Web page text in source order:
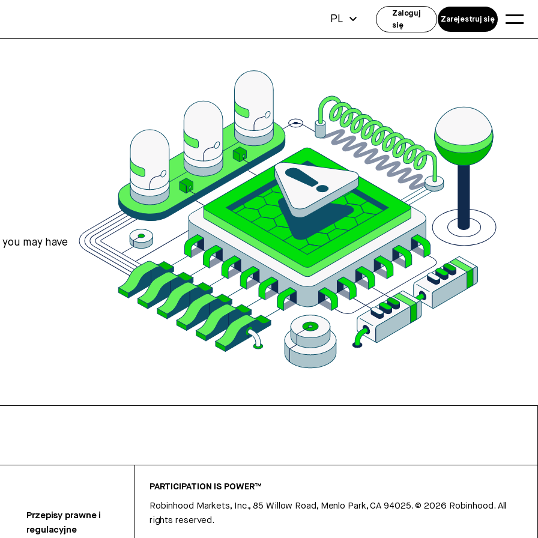
may have
Przepisy prawne i
regulacyjne
PARTICIPATION IS POWER™
Robinhood Markets, Inc., 85 Willow Road, Menlo Park, CA 94025.©2026 Robinhood. All
rights reserved.
PL
Zaloguj
się
Zarejestruj się